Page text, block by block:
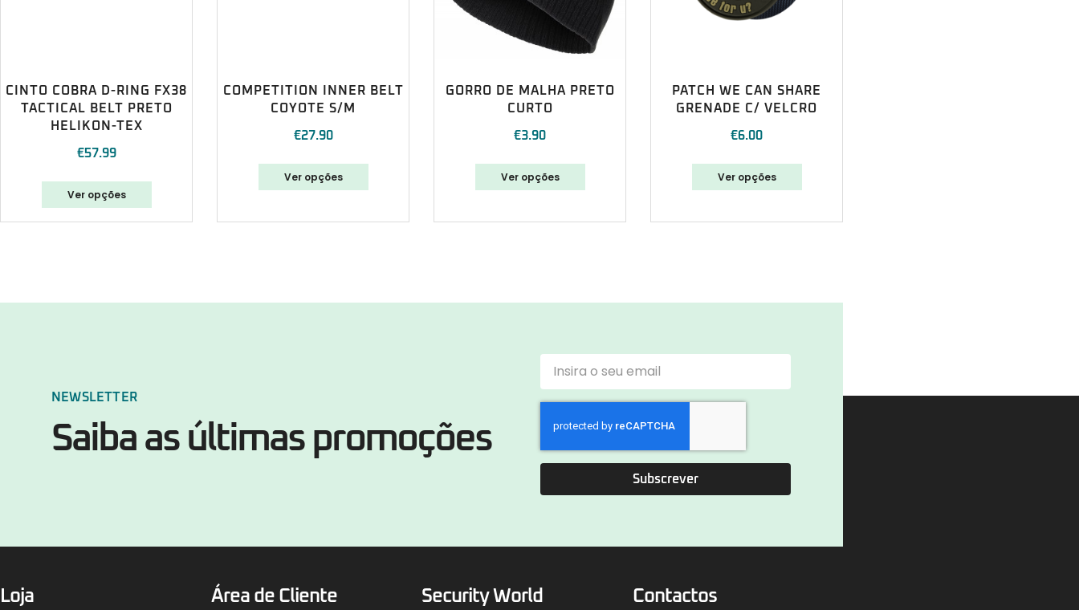
CINTO COBRA D-RING FX38
TACTICAL BELT PRETO
HELIKON-TEX
€57.99
Ver opções
COMPETITION INNER BELT
COYOTE S/M
€27.90
Ver opções
GORRO DE MALHA PRETO
CURTO
€3.90
Ver opções
PATCH WE CAN SHARE
GRENADE C/ VELCRO
€6.00
Ver opções
NEWSLETTER
Saiba as últimas promoções
Subscrever
Loja Área de Cliente Security World Contactos